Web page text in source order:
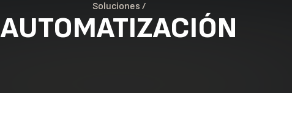
Soluciones /
AUTOMATIZACIÓN